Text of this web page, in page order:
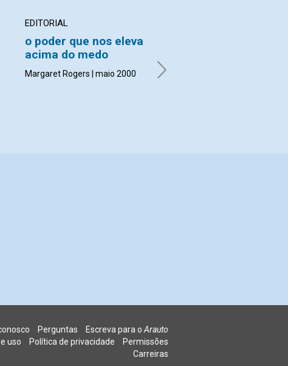
EDITORIAL
o poder que nos eleva
acima do medo
Margaret Rogers | maio 2000
Beverly Bemis Hawks DeWindt |
Perguntas Escreva para o Arauto
uso Política de privacidade
Permissões
Carreiras